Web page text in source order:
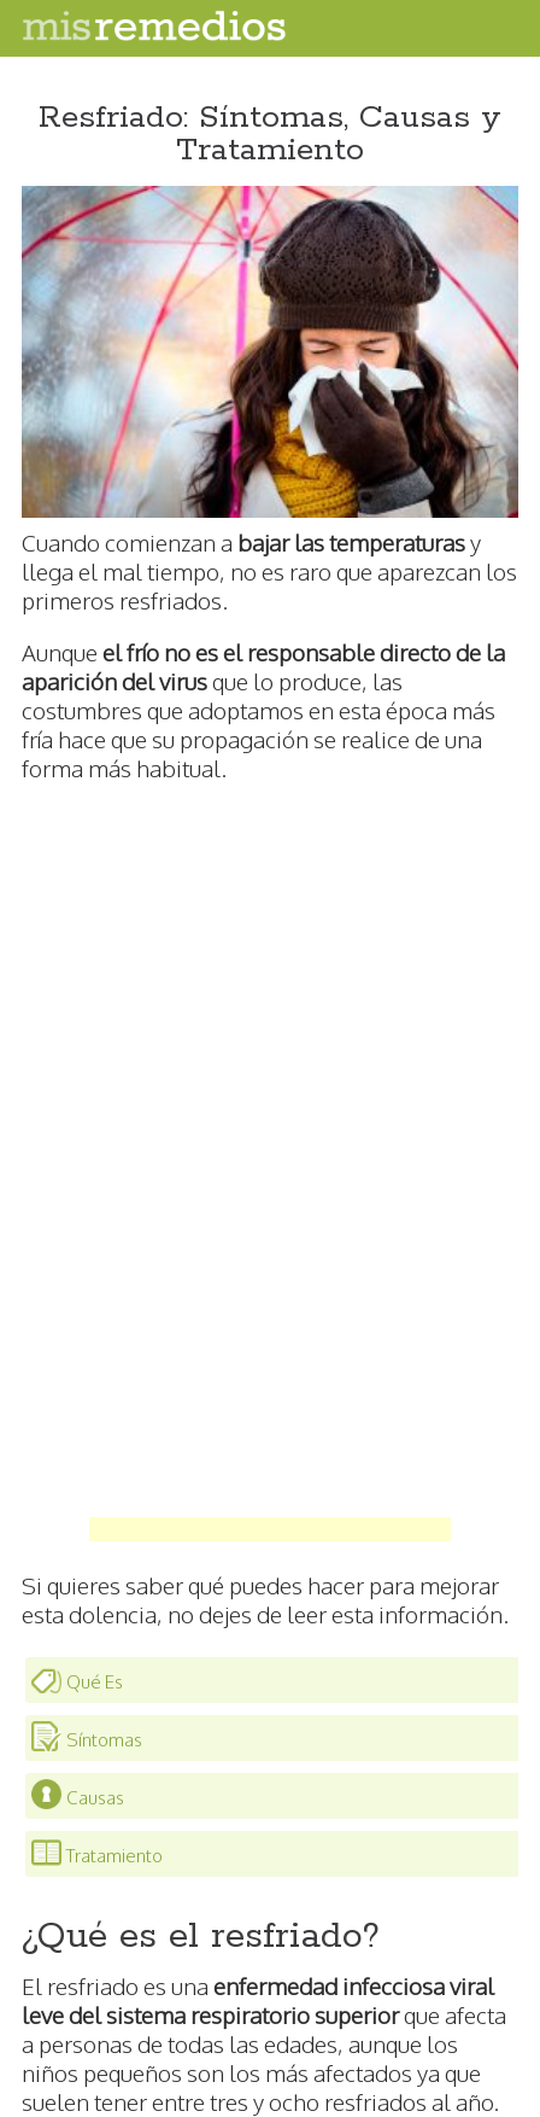
Resfriado: Síntomas, Causas y
Tratamiento
Cuando comienzan a bajar las temperaturasy
llega el mal tiempo, no es raro que aparezcan los
primeros resfriados.
Aunque el frío no es el responsable directo de la
aparición del virusque lo produce, las
costumbres que adoptamos en esta época más
fría hace que su propagación se realice de una
forma más habitual.
Si quieres saber qué puedes hacer para mejorar
esta dolencia, no dejes de leer esta información.
Qué Es
Síntomas
Causas
Tratamiento
¿Qué es el resfriado?
El resfriado es una enfermedad infecciosa viral
leve del sistema respiratorio superiorque afecta
a personas de todas las edades, aunque los
niños pequeños son los más afectados ya que
suelen tener entre tres y ocho resfriados al año.